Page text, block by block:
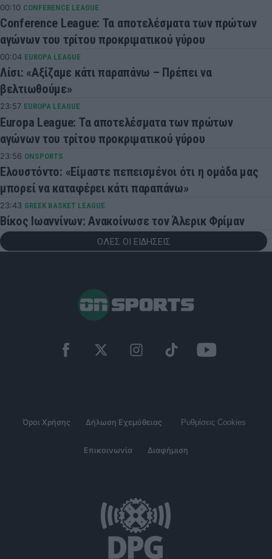
00:10 CONFERENCE LEAGUE
Conference League: Τα αποτελέσματα των πρώτων
αγώνων του τρίτου προκριματικού γύρου
00:04 EUROPA LEAGUE
Λίσι: «Αξίζαμε κάτι παραπάνω – Πρέπει να
βελτιωθούμε»
23:57 EUROPA LEAGUE
Europa League: Τα αποτελέσματα των πρώτων
αγώνων του τρίτου προκριματικού γύρου
23:56 ONSPORTS
Ελουστόντο: «Είμαστε πεπεισμένοι ότι η ομάδα μας
μπορεί να καταφέρει κάτι παραπάνω»
23:43 GREEK BASKET LEAGUE
Βίκος Ιωαννίνων: Ανακοίνωσε τον Άλερικ Φρίμαν
ΟΛΕΣ ΟΙ ΕΙΔΗΣΕΙΣ
Όροι Χρήσης Δήλωση Εχεμύθειας Ρυθμίσεις Cookies
Επικοινωνία Διαφήμιση